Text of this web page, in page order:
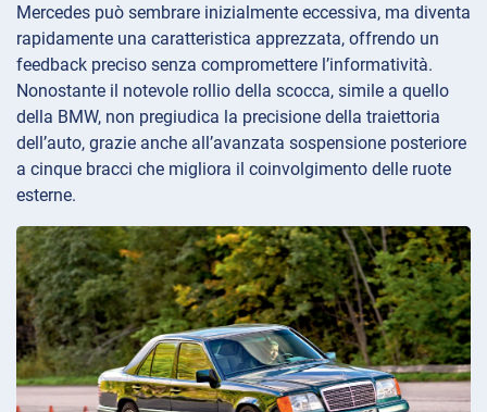
Mercedes può sembrare inizialmente eccessiva, ma diventa
rapidamente una caratteristica apprezzata, offrendo un
feedback preciso senza compromettere l’informatività.
Nonostante il notevole rollio della scocca, simile a quello
della BMW, non pregiudica la precisione della traiettoria
dell’auto, grazie anche all’avanzata sospensione posteriore
a cinque bracci che migliora il coinvolgimento delle ruote
esterne.